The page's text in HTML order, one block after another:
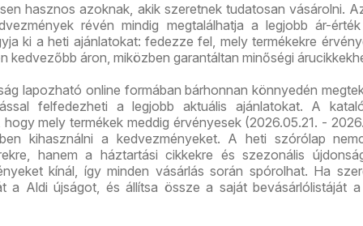
hasznos azoknak, akik szeretnek tudatosan vásárolni.
révén mindig megtalálhatja a legjobb ár-
ki a heti ajánlatokat: fedezze fel, mely termékekre
kedvezőbb áron, miközben garantáltan minőségi
lapozható online formában bárhonnan könnyedén
felfedezheti a legjobb aktuális ajánlatokat. A
mely termékek meddig érvényesek (2026.05.21. -
kihasználni a kedvezményeket. A heti szórólap
hanem a háztartási cikkekre és szezonális
kínál, így minden vásárlás során spórolhat. Ha
a Aldi újságot, és állítsa össze a saját bevásárlólistáját a